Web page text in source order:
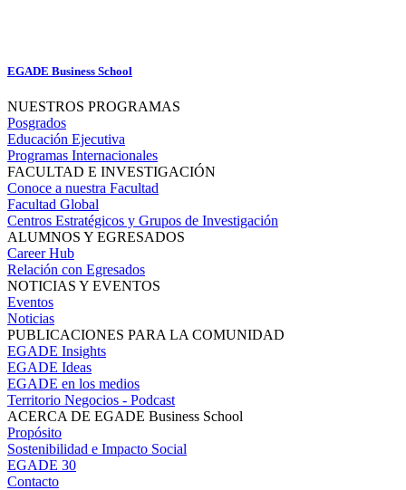
EGADE Business School
NUESTROS PROGRAMAS
Posgrados
Educación Ejecutiva
Programas Internacionales
FACULTAD E INVESTIGACIÓN
Conoce a nuestra Facultad
Facultad Global
Centros Estratégicos y Grupos de Investigación
ALUMNOS Y EGRESADOS
Career Hub
Relación con Egresados
NOTICIAS Y EVENTOS
Eventos
Noticias
PUBLICACIONES PARA LA COMUNIDAD
EGADE Insights
EGADE Ideas
EGADE en los medios
Territorio Negocios - Podcast
ACERCA DE EGADE Business School
Propósito
Sostenibilidad e Impacto Social
EGADE 30
Contacto